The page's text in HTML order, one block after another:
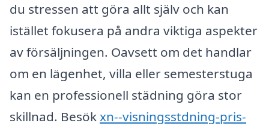
du stressen att göra allt själv och kan
istället fokusera på andra viktiga aspekter
av försäljningen. Oavsett om det handlar
om en lägenhet, villa eller semesterstuga
kan en professionell städning göra stor
skillnad. Besökxn--visningsstdning-pris-